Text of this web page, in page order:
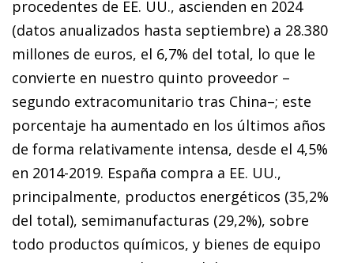
procedentes de EE. UU., ascienden en 2024
(datos anualizados hasta septiembre) a 28.380
millones de euros, el 6,7% del total, lo que le
convierte en nuestro quinto proveedor –
segundo extracomunitario tras China–; este
porcentaje ha aumentado en los últimos años
de forma relativamente intensa, desde el 4,5%
en 2014-2019. España compra a EE. UU.,
principalmente, productos energéticos (35,2%
del total), semimanufacturas (29,2%), sobre
todo productos químicos, y bienes de equipo